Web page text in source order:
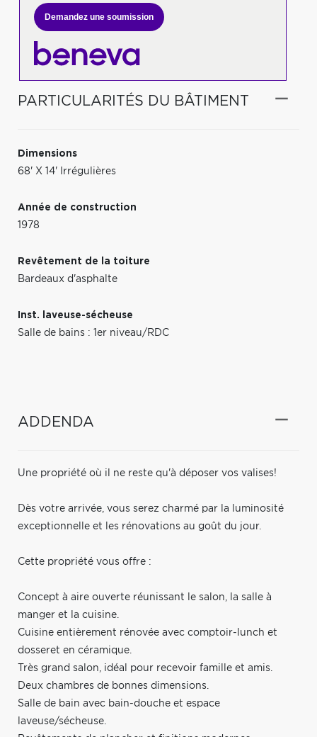
Demandez une soumission
PARTICULARITÉS DU BÂTIMENT
Dimensions
68' X 14' Irrégulières
Année de construction
1978
Revêtement de la toiture
Bardeaux d'asphalte
Inst. laveuse-sécheuse
Salle de bains : 1er niveau/RDC
ADDENDA
Une propriété où il ne reste qu'à déposer vos valises!
Dès votre arrivée, vous serez charmé par la luminosité
exceptionnelle et les rénovations au goût du jour.
Cette propriété vous offre :
Concept à aire ouverte réunissant le salon, la salle à
manger et la cuisine.
Cuisine entièrement rénovée avec comptoir-lunch et
dosseret en céramique.
Très grand salon, idéal pour recevoir famille et amis.
Deux chambres de bonnes dimensions.
Salle de bain avec bain-douche et espace
laveuse/sécheuse.